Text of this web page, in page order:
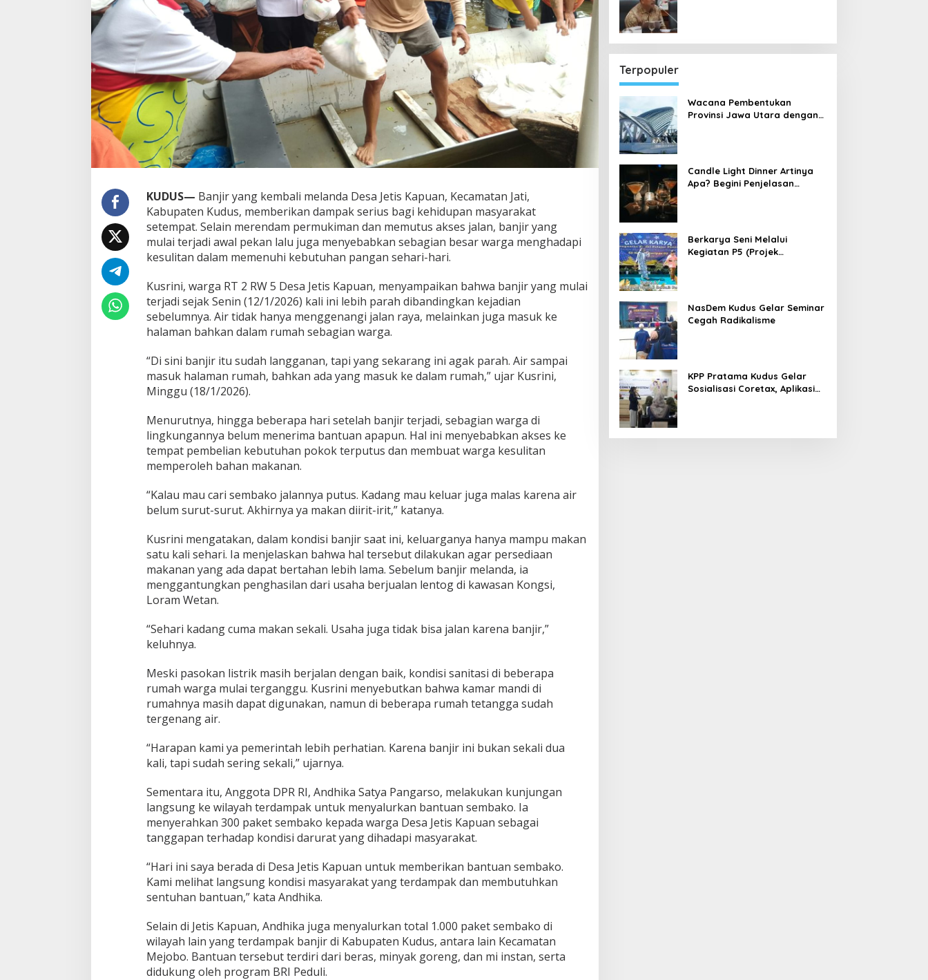
KUDUS— Banjir yang kembali melanda Desa Jetis Kapuan, Kecamatan Jati,
Kabupaten Kudus, memberikan dampak serius bagi kehidupan masyarakat
setempat. Selain merendam permukiman dan memutus akses jalan, banjir yang
mulai terjadi awal pekan lalu juga menyebabkan sebagian besar warga menghadapi
kesulitan dalam memenuhi kebutuhan pangan sehari-hari.
Kusrini, warga RT 2 RW 5 Desa Jetis Kapuan, menyampaikan bahwa banjir yang mulai
terjadi sejak Senin (12/1/2026) kali ini lebih parah dibandingkan kejadian
sebelumnya. Air tidak hanya menggenangi jalan raya, melainkan juga masuk ke
halaman bahkan dalam rumah sebagian warga.
“Di sini banjir itu sudah langganan, tapi yang sekarang ini agak parah. Air sampai
masuk halaman rumah, bahkan ada yang masuk ke dalam rumah,” ujar Kusrini,
Minggu (18/1/2026).
Menurutnya, hingga beberapa hari setelah banjir terjadi, sebagian warga di
lingkungannya belum menerima bantuan apapun. Hal ini menyebabkan akses ke
tempat pembelian kebutuhan pokok terputus dan membuat warga kesulitan
memperoleh bahan makanan.
“Kalau mau cari sembako jalannya putus. Kadang mau keluar juga malas karena air
belum surut-surut. Akhirnya ya makan diirit-irit,” katanya.
Kusrini mengatakan, dalam kondisi banjir saat ini, keluarganya hanya mampu makan
satu kali sehari. Ia menjelaskan bahwa hal tersebut dilakukan agar persediaan
makanan yang ada dapat bertahan lebih lama. Sebelum banjir melanda, ia
menggantungkan penghasilan dari usaha berjualan lentog di kawasan Kongsi,
Loram Wetan.
“Sehari kadang cuma makan sekali. Usaha juga tidak bisa jalan karena banjir,”
keluhnya.
Meski pasokan listrik masih berjalan dengan baik, kondisi sanitasi di beberapa
rumah warga mulai terganggu. Kusrini menyebutkan bahwa kamar mandi di
rumahnya masih dapat digunakan, namun di beberapa rumah tetangga sudah
tergenang air.
“Harapan kami ya pemerintah lebih perhatian. Karena banjir ini bukan sekali dua
kali, tapi sudah sering sekali,” ujarnya.
Sementara itu, Anggota DPR RI, Andhika Satya Pangarso, melakukan kunjungan
langsung ke wilayah terdampak untuk menyalurkan bantuan sembako. Ia
menyerahkan 300 paket sembako kepada warga Desa Jetis Kapuan sebagai
tanggapan terhadap kondisi darurat yang dihadapi masyarakat.
“Hari ini saya berada di Desa Jetis Kapuan untuk memberikan bantuan sembako.
Kami melihat langsung kondisi masyarakat yang terdampak dan membutuhkan
sentuhan bantuan,” kata Andhika.
Selain di Jetis Kapuan, Andhika juga menyalurkan total 1.000 paket sembako di
wilayah lain yang terdampak banjir di Kabupaten Kudus, antara lain Kecamatan
Mejobo. Bantuan tersebut terdiri dari beras, minyak goreng, dan mi instan, serta
didukung oleh program BRI Peduli.
Terpopuler
Wacana Pembentukan
Provinsi Jawa Utara dengan
Candle Light Dinner Artinya
Apa? Begini Penjelasan
Berkarya Seni Melalui
Kegiatan P5 (Projek
NasDem Kudus Gelar Seminar
Cegah Radikalisme
KPP Pratama Kudus Gelar
Sosialisasi Coretax, Aplikasi